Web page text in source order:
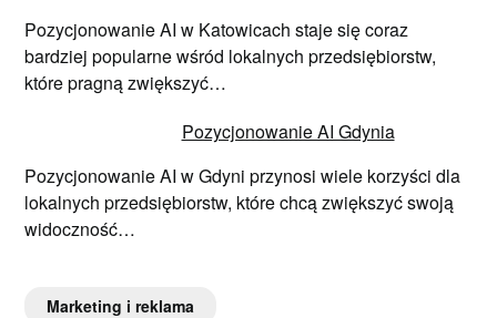
Pozycjonowanie AI w Katowicach staje się coraz
bardziej popularne wśród lokalnych przedsiębiorstw,
które pragną zwiększyć…
Pozycjonowanie AI Gdynia
Pozycjonowanie AI w Gdyni przynosi wiele korzyści dla
lokalnych przedsiębiorstw, które chcą zwiększyć swoją
widoczność…
Marketing i reklama